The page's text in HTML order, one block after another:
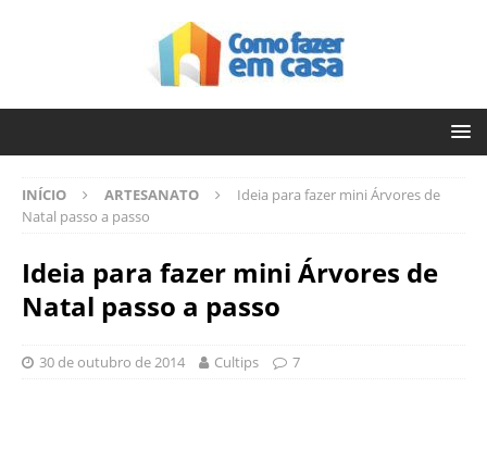
INÍCIO ARTESANATO
Ideia para fazer mini Árvores de
Natal passo a passo
Ideia para fazer mini Árvores de
Natal passo a passo
30 de outubro de 2014 Cultips 7